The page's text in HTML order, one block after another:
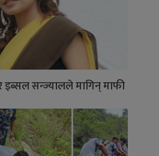
इब्सल सन्ज्यालले मागिन् माफी